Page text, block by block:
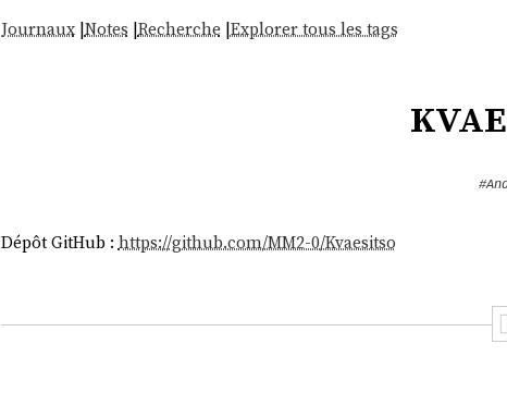
Journaux|Notes |Recherche |Explorer tous les tags
Dépôt GitHub : https://github.com/MM2-0/Kvaesitso